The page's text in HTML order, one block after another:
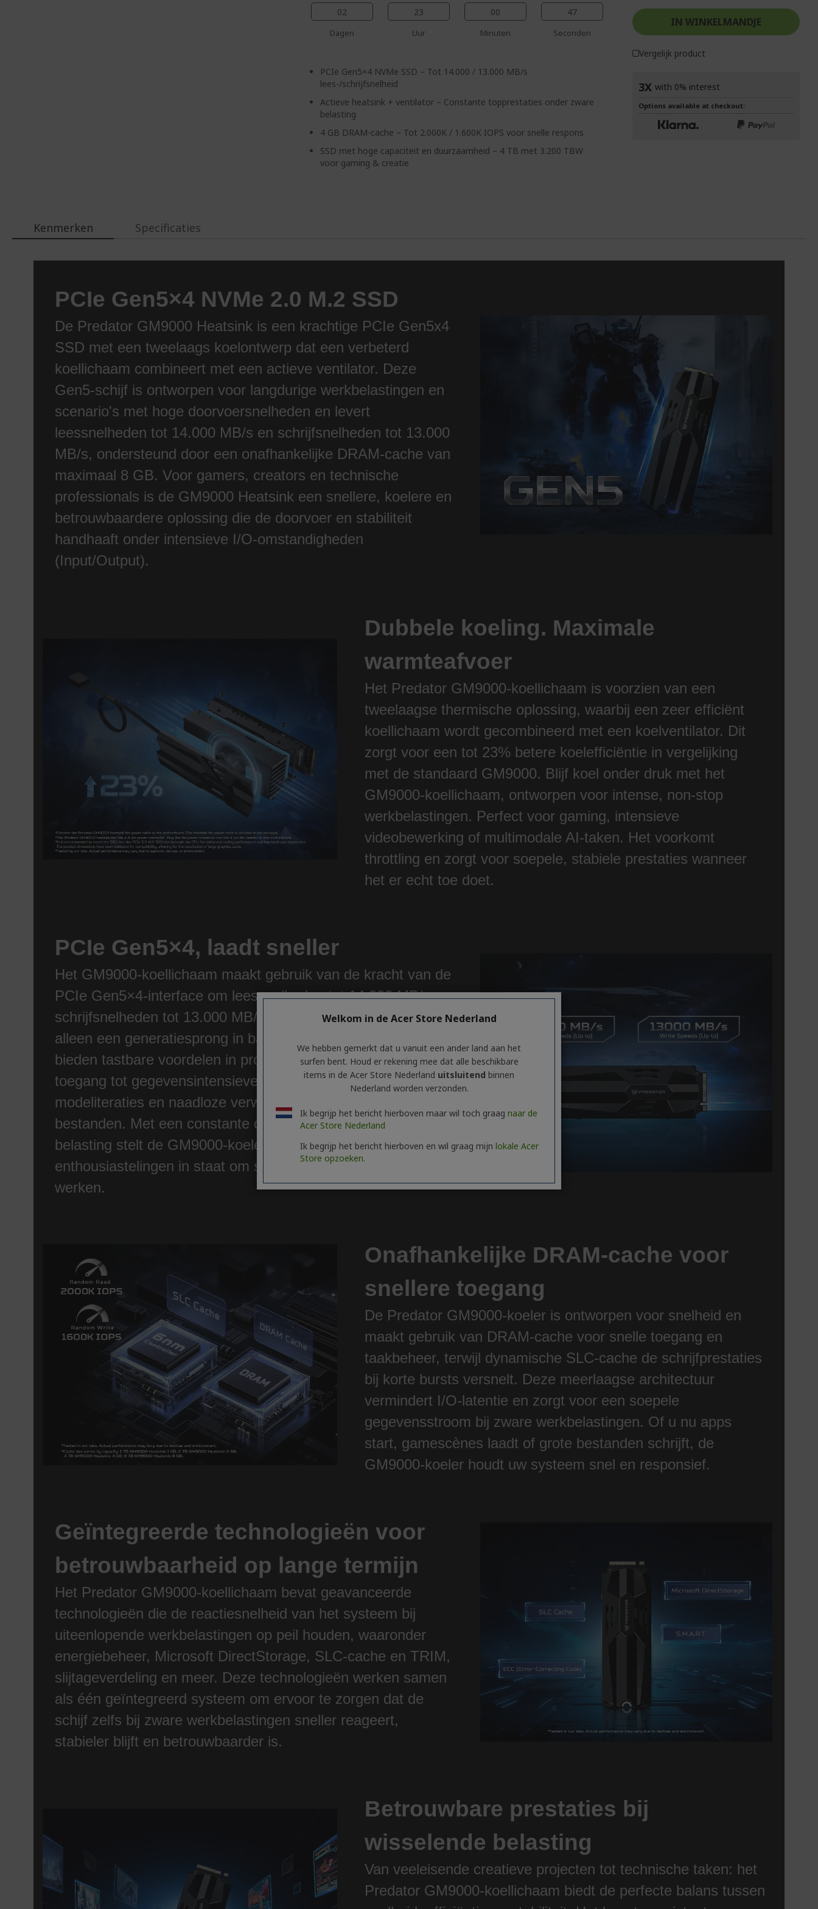
02
Dagen
23
Uur
00
Minuten
45
Seconden
PCIe Gen5×4 NVMe SSD – Tot 14.000 / 13.000 MB/s
lees-/schrijfsnelheid
Actieve heatsink + ventilator – Constante topprestaties onder zware
belasting
4 GB DRAM-cache – Tot 2.000K / 1.600K IOPS voor snelle respons
SSD met hoge capaciteit en duurzaamheid – 4 TB met 3.200 TBW
voor gaming & creatie
IN WINKELMANDJE
Vergelijk product
3X with 0% interest
Options available at checkout:
Kenmerken
PCIe Gen5×4 NVMe 2.0 M.2 SSD
De Predator GM9000 Heatsink is een krachtige PCIe Gen5x4
SSD met een tweelaags koelontwerp dat een verbeterd
koellichaam combineert met een actieve ventilator. Deze
Gen5-schijf is ontworpen voor langdurige werkbelastingen en
scenario's met hoge doorvoersnelheden en levert
leessnelheden tot 14.000 MB/s en schrijfsnelheden tot 13.000
MB/s, ondersteund door een onafhankelijke DRAM-cache van
maximaal 8 GB. Voor gamers, creators en technische
professionals is de GM9000 Heatsink een snellere, koelere en
betrouwbaardere oplossing die de doorvoer en stabiliteit
handhaaft onder intensieve I/O-omstandigheden
(Input/Output).
Dubbele koeling. Maximale
warmteafvoer
Het Predator GM9000-koellichaam is voorzien van een
tweelaagse thermische oplossing, waarbij een zeer efficiënt
koellichaam wordt gecombineerd met een koelventilator. Dit
zorgt voor een tot 23% betere koelefficiëntie in vergelijking
met de standaard GM9000. Blijf koel onder druk met het
GM9000-koellichaam, ontworpen voor intense, non-stop
werkbelastingen. Perfect voor gaming, intensieve
videobewerking of multimodale AI-taken. Het voorkomt
throttling en zorgt voor soepele, stabiele prestaties wanneer
het er echt toe doet.
PCIe Gen5×4, laadt sneller
Het GM9000-koellichaam maakt gebruik van de kracht van de
PCIe Gen5×4-interface om leessnelheden tot 14.000 MB/s en
schrijfsnelheden tot 13.000 MB/s te bieden. Dit is meer dan
alleen een generatiesprong in bandbreedte; deze prestaties
bieden tastbare voordelen in professionele workflows, snellere
toegang tot gegevensintensieve creatieve assets, snellere
modeliteraties en naadloze verwerking van complexe
bestanden. Met een constante doorvoersnelheid onder zware
belasting stelt de GM9000-koeler makers, ontwikkelaars en
enthousiastelingen in staat om sneller te laden en sneller te
werken.
Onafhankelijke DRAM-cache voor
snellere toegang
De Predator GM9000-koeler is ontworpen voor snelheid en
maakt gebruik van DRAM-cache voor snelle toegang en
taakbeheer, terwijl dynamische SLC-cache de schrijfprestaties
bij korte bursts versnelt. Deze meerlaagse architectuur
vermindert I/O-latentie en zorgt voor een soepele
gegevensstroom bij zware werkbelastingen. Of u nu apps
start, gamescènes laadt of grote bestanden schrijft, de
GM9000-koeler houdt uw systeem snel en responsief.
Geïntegreerde technologieën voor
betrouwbaarheid op lange termijn
Het Predator GM9000-koellichaam bevat geavanceerde
technologieën die de reactiesnelheid van het systeem bij
uiteenlopende werkbelastingen op peil houden, waaronder
energiebeheer, Microsoft DirectStorage, SLC-cache en TRIM,
slijtageverdeling en meer. Deze technologieën werken samen
als één geïntegreerd systeem om ervoor te zorgen dat de
schijf zelfs bij zware werkbelastingen sneller reageert,
stabieler blijft en betrouwbaarder is.
Betrouwbare prestaties bij
wisselende belasting
Van veeleisende creatieve projecten tot technische taken: het
Predator GM9000-koellichaam biedt de perfecte balans tussen
Specificaties
Welkom in de Acer Store Nederland
We hebben gemerkt dat u vanuit een ander land aan het
surfen bent. Houd er rekening mee dat alle beschikbare
items in de Acer Store Nederland uitsluitend binnen
Nederland worden verzonden.
Ik begrijp het bericht hierboven maar wil toch graag naar de
Acer Store Nederland
Ik begrijp het bericht hierboven en wil graag mijn lokale Acer
Store opzoeken.